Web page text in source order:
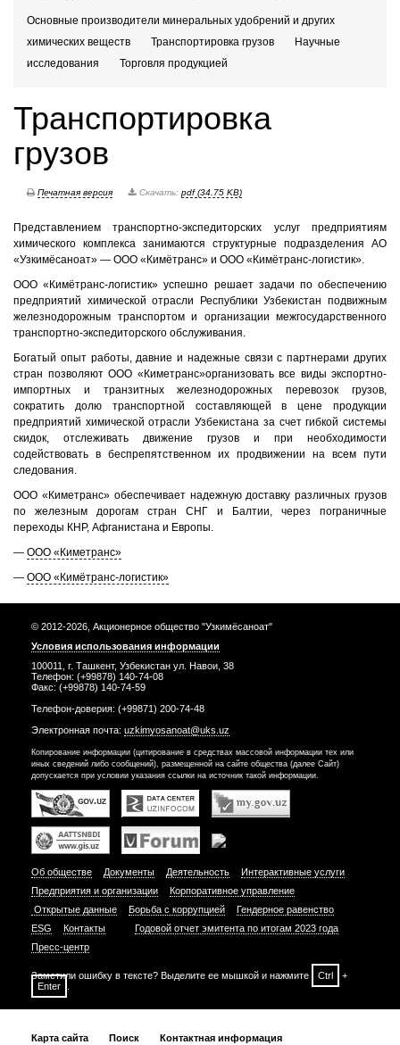
Основные производители минеральных удобрений и других
химических веществ
Транспортировка грузов
Научные
исследования
Торговля продукцией
Транспортировка
грузов
Печатная версия Скачать: pdf (34.75 KB)
Представлением транспортно-экспедиторских услуг предприятиям
химического комплекса занимаются структурные подразделения АО
«Узкимёсаноат» — ООО «Кимётранс» и ООО «Кимётранс-логистик».
ООО «Кимётранс-логистик» успешно решает задачи по обеспечению
предприятий химической отрасли Республики Узбекистан подвижным
железнодорожным транспортом и организации межгосударственного
транспортно-экспедиторского обслуживания.
Богатый опыт работы, давние и надежные связи с партнерами других
стран позволяют ООО «Киметранс»организовать все виды экспортно-
импортных и транзитных железнодорожных перевозок грузов,
сократить долю транспортной составляющей в цене продукции
предприятий химической отрасли Узбекистана за счет гибкой системы
скидок, отслеживать движение грузов и при необходимости
содействовать в беспрепятственном их продвижении на всем пути
следования.
ООО «Киметранс» обеспечивает надежную доставку различных грузов
по железным дорогам стран СНГ и Балтии, через пограничные
переходы КНР, Афганистана и Европы.
— ООО «Киметранс»
— ООО «Кимётранс-логистик»
© 2012-2026, Акционерное общество "Узкимёсаноат"
Условия использования информации
100011, г. Ташкент, Узбекистан ул. Навои, 38
Телефон: (+99878) 140-74-08
Факс: (+99878) 140-74-59
Телефон-доверия: (+99871) 200-74-48
Электронная почта: uzkimyosanoat@uks.uz
Копирование информации (цитирование в средствах массовой информации тех или
иных сведений либо сообщений), размещенной на сайте общества (далее Сайт)
допускается при условии указания ссылки на источник такой информации.
Об обществе Документы Деятельность
Интерактивные услуги
Предприятия и организации
Корпоративное управление
Открытые данные
Борьба с коррупцией
Гендерное равенство
ESG
Контакты
Годовой отчет эмитента по итогам 2023 года
Пресс-центр
Заметили ошибку в тексте? Выделите ее мышкой и нажмите Ctrl
+
Enter
Карта сайта Поиск Контактная информация